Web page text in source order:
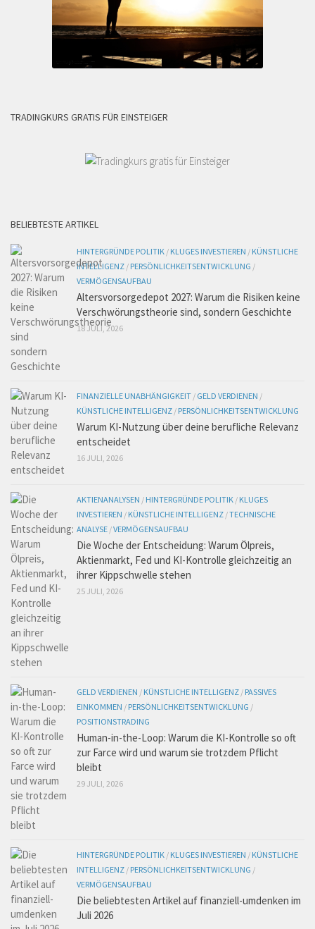
TRADINGKURS GRATIS FÜR EINSTEIGER
BELIEBTESTE ARTIKEL
HINTERGRÜNDE POLITIK / KLUGES INVESTIEREN / KÜNSTLICHE
INTELLIGENZ / PERSÖNLICHKEITSENTWICKLUNG /
VERMÖGENSAUFBAU
Altersvorsorgedepot 2027: Warum die Risiken keine
Verschwörungstheorie sind, sondern Geschichte
18 JULI, 2026
FINANZIELLE UNABHÄNGIGKEIT / GELD VERDIENEN /
KÜNSTLICHE INTELLIGENZ / PERSÖNLICHKEITSENTWICKLUNG
Warum KI-Nutzung über deine berufliche Relevanz
entscheidet
16 JULI, 2026
AKTIENANALYSEN / HINTERGRÜNDE POLITIK / KLUGES
INVESTIEREN / KÜNSTLICHE INTELLIGENZ /TECHNISCHE
ANALYSE /VERMÖGENSAUFBAU
Die Woche der Entscheidung: Warum Ölpreis,
Aktienmarkt, Fed und KI-Kontrolle gleichzeitig an
ihrer Kippschwelle stehen
25 JULI, 2026
GELD VERDIENEN / KÜNSTLICHE INTELLIGENZ / PASSIVES
EINKOMMEN / PERSÖNLICHKEITSENTWICKLUNG /
POSITIONSTRADING
Human-in-the-Loop: Warum die KI-Kontrolle so oft
zur Farce wird und warum sie trotzdem Pflicht
bleibt
29 JULI, 2026
HINTERGRÜNDE POLITIK / KLUGES INVESTIEREN / KÜNSTLICHE
INTELLIGENZ / PERSÖNLICHKEITSENTWICKLUNG /
VERMÖGENSAUFBAU
Die beliebtesten Artikel auf finanziell-umdenken im
Juli 2026